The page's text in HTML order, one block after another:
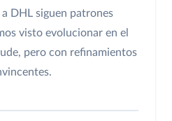
DHL siguen patrones
visto evolucionar en el
pero con refinamientos